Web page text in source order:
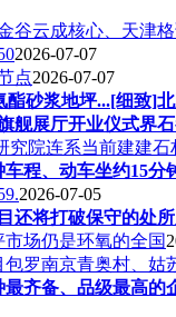
谷云成核心、天津
2026-07-07
点2026-07-07
酯砂浆地坪...[细致]
舰展厅开业仪式界
究院连系当前建建石
程、动车坐约15分
2026-07-05
还将打破保守的处
市场仍是环氧的全国
包罗南京青奥村、姑
齐备、品级最高的